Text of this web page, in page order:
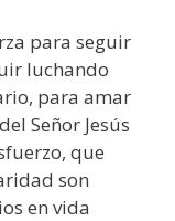
para seguir
luchando
para amar
Señor Jesús
que
son
en vida